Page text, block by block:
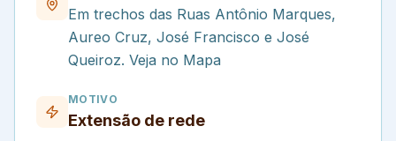
Em trechos das Ruas Antônio Marques,
Aureo Cruz, José Francisco e José
Queiroz. Veja no Mapa
MOTIVO
Extensão de rede